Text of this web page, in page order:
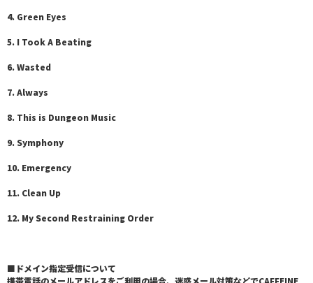
4. Green Eyes
5. I Took A Beating
6. Wasted
7. Always
8. This is Dungeon Music
9. Symphony
10. Emergency
11. Clean Up
12. My Second Restraining Order
■ドメイン指定受信について